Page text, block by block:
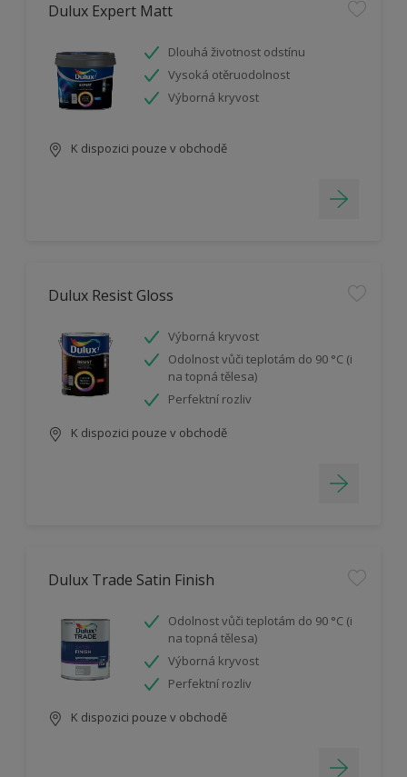
Dulux Expert Matt
Dlouhá životnost odstínu
Vysoká otěruodolnost
Výborná kryvost
K dispozici pouze v obchodě
Dulux Resist Gloss
Výborná kryvost
Odolnost vůči teplotám do 90 °C (i
na topná tělesa)
Perfektní rozliv
K dispozici pouze v obchodě
Dulux Trade Satin Finish
Odolnost vůči teplotám do 90 °C (i
na topná tělesa)
Výborná kryvost
Perfektní rozliv
K dispozici pouze v obchodě